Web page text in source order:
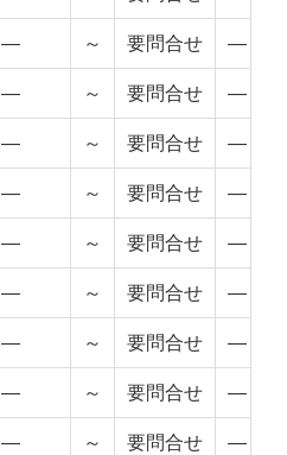
— ～ 要問合せ —
— ～ 要問合せ —
— ～ 要問合せ —
— ～ 要問合せ —
— ～ 要問合せ —
— ～ 要問合せ —
— ～ 要問合せ —
— ～ 要問合せ —
— ～ 要問合せ —